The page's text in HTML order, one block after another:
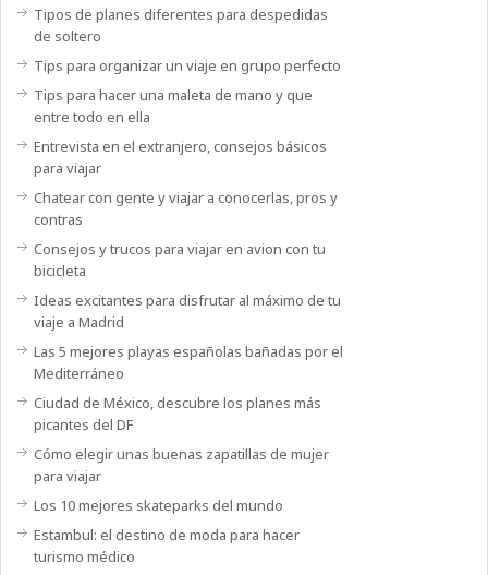
Tipos de planes diferentes para despedidas
de soltero
Tips para organizar un viaje en grupo perfecto
Tips para hacer una maleta de mano y que
entre todo en ella
Entrevista en el extranjero, consejos básicos
para viajar
Chatear con gente y viajar a conocerlas, pros y
contras
Consejos y trucos para viajar en avion con tu
bicicleta
Ideas excitantes para disfrutar al máximo de tu
viaje a Madrid
Las 5 mejores playas españolas bañadas por el
Mediterráneo
Ciudad de México, descubre los planes más
picantes del DF
Cómo elegir unas buenas zapatillas de mujer
para viajar
Los 10 mejores skateparks del mundo
Estambul: el destino de moda para hacer
turismo médico